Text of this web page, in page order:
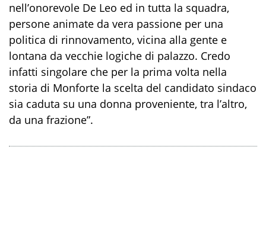
nell’onorevole De Leo ed in tutta la squadra,
persone animate da vera passione per una
politica di rinnovamento, vicina alla gente e
lontana da vecchie logiche di palazzo. Credo
infatti singolare che per la prima volta nella
storia di Monforte la scelta del candidato sindaco
sia caduta su una donna proveniente, tra l’altro,
da una frazione”.